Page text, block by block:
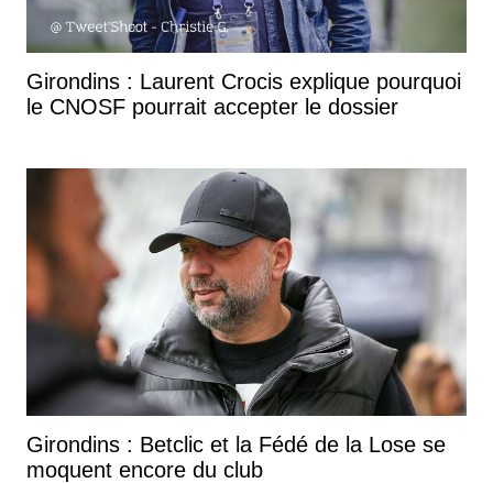
Girondins : Laurent Crocis explique pourquoi
le CNOSF pourrait accepter le dossier
Girondins : Betclic et la Fédé de la Lose se
moquent encore du club